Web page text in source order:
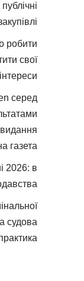
робити
свої
інтереси
серед
газета
2026: в
судова